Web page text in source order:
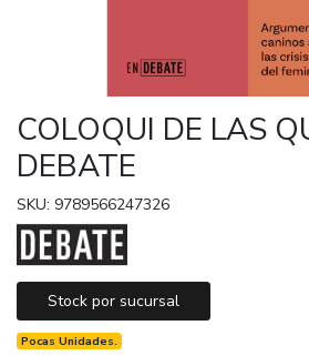
COLOQUI DE LAS
DEBATE
SKU: 9789566247326
Stock por sucursal
Pocas Unidades.